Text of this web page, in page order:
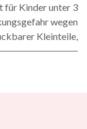
für Kinder unter 3
wegen
Kleinteile,